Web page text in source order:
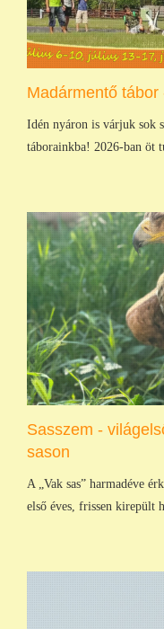
Madármentő tábor
Idén nyáron is várjuk sok
táborainkba! 2026-ban öt
Sasszem -
sason
A „Vak sas” harmadéve
első éves, frissen kirepült